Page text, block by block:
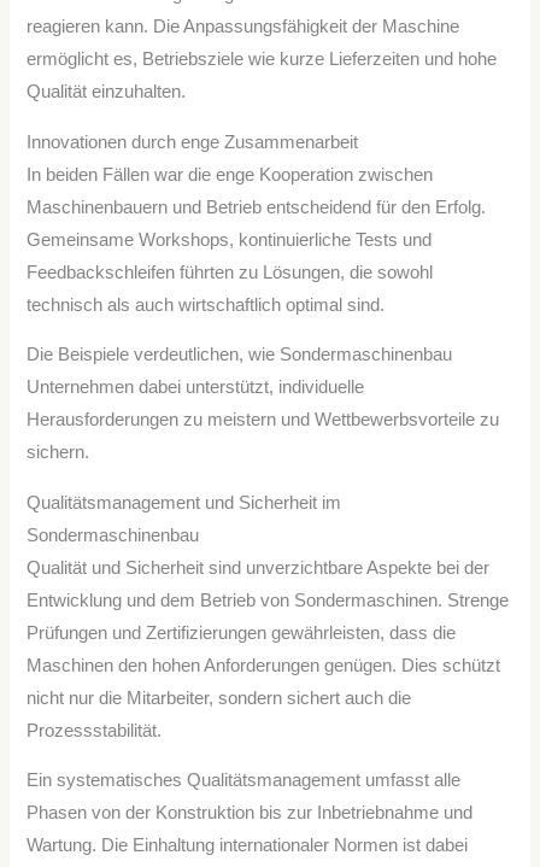
reagieren kann. Die Anpassungsfähigkeit der Maschine
ermöglicht es, Betriebsziele wie kurze Lieferzeiten und hohe
Qualität einzuhalten.
Innovationen durch enge Zusammenarbeit
In beiden Fällen war die enge Kooperation zwischen
Maschinenbauern und Betrieb entscheidend für den Erfolg.
Gemeinsame Workshops, kontinuierliche Tests und
Feedbackschleifen führten zu Lösungen, die sowohl
technisch als auch wirtschaftlich optimal sind.
Die Beispiele verdeutlichen, wie Sondermaschinenbau
Unternehmen dabei unterstützt, individuelle
Herausforderungen zu meistern und Wettbewerbsvorteile zu
sichern.
Qualitätsmanagement und Sicherheit im
Sondermaschinenbau
Qualität und Sicherheit sind unverzichtbare Aspekte bei der
Entwicklung und dem Betrieb von Sondermaschinen. Strenge
Prüfungen und Zertifizierungen gewährleisten, dass die
Maschinen den hohen Anforderungen genügen. Dies schützt
nicht nur die Mitarbeiter, sondern sichert auch die
Prozessstabilität.
Ein systematisches Qualitätsmanagement umfasst alle
Phasen von der Konstruktion bis zur Inbetriebnahme und
Wartung. Die Einhaltung internationaler Normen ist dabei